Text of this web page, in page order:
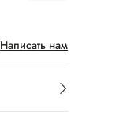
Написать нам